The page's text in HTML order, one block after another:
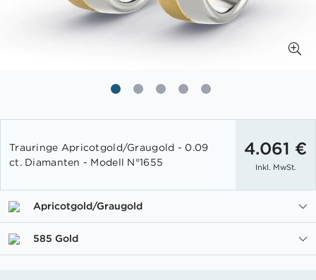
der
Bildgalerie
Trauringe Apricotgold/Graugold - 0.09
ct. Diamanten - Modell N°1655
4.061 €
Inkl. MwSt.
Apricotgold/Graugold
585 Gold